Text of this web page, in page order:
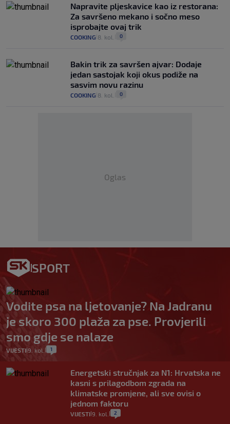
Napravite pljeskavice kao iz restorana:
Za savršeno mekano i sočno meso
isprobajte ovaj trik
COOKING 8. kol. 0
Bakin trik za savršen ajvar: Dodaje
jedan sastojak koji okus podiže na
sasvim novu razinu
COOKING 8. kol. 0
Oglas
SPORT
Vodite psa na ljetovanje? Na Jadranu
je skoro 300 plaža za pse. Provjerili
smo gdje se nalaze
VIJESTI|9. kol. 1
Energetski stručnjak za N1: Hrvatska ne
kasni s prilagodbom zgrada na
klimatske promjene, ali sve ovisi o
jednom faktoru
VIJESTI 9. kol. 2